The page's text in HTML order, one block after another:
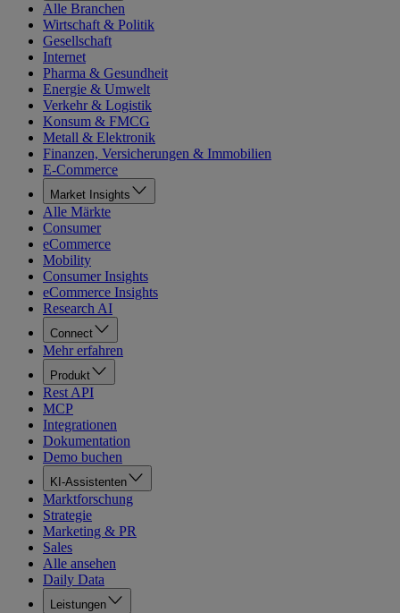
Alle Branchen
Wirtschaft & Politik
Gesellschaft
Internet
Pharma & Gesundheit
Energie & Umwelt
Verkehr & Logistik
Konsum & FMCG
Metall & Elektronik
Finanzen, Versicherungen & Immobilien
E-Commerce
Market Insights
Alle Märkte
Consumer
eCommerce
Mobility
Consumer Insights
eCommerce Insights
Research AI
Connect
Mehr erfahren
Produkt
Rest API
MCP
Integrationen
Dokumentation
Demo buchen
KI-Assistenten
Marktforschung
Strategie
Marketing & PR
Sales
Alle ansehen
Daily Data
Leistungen